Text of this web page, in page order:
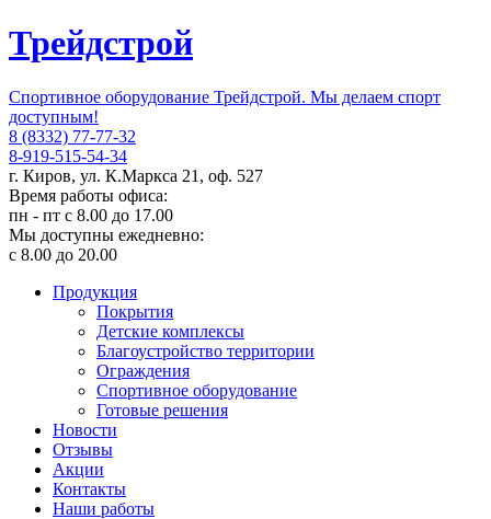
Трейдстрой
Спортивное оборудование Трейдстрой. Мы делаем спорт
доступным!
8 (8332) 77-77-32
8-919-515-54-34
г. Киров, ул. К.Маркса 21, оф. 527
Время работы офиса:
пн - пт с 8.00 до 17.00
Мы доступны ежедневно:
с 8.00 до 20.00
Продукция
Покрытия
Детские комплексы
Благоустройство территории
Ограждения
Спортивное оборудование
Готовые решения
Новости
Отзывы
Акции
Контакты
Наши работы